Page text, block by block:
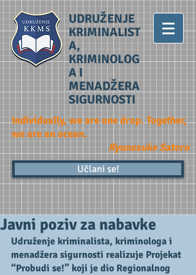
UDRUŽENJE
KRIMINALIST
A,
KRIMINOLOG
A I
MENADŽERA
SIGURNOSTI
Individually, we are one drop. Together,
we are an ocean.
Ryunosuke Satoro
Učlani se!
Javni poziv za nabavke
Udruženje kriminalista, kriminologa i
menadžera sigurnosti realizuje Projekat
“Probudi se!” koji je dio Regionalnog